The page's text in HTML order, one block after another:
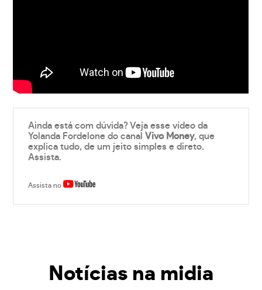
Ainda está com dúvida? Veja esse vídeo da
Yolanda Fordelone do canalVivo Money, que
explica tudo, de um jeito simples e direto.
Assista.
Assista no
Notícias na midia